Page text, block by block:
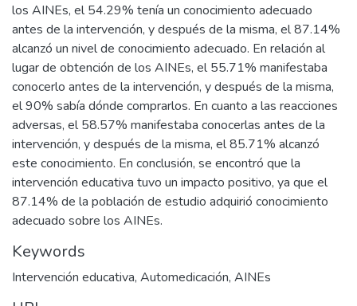
los AINEs, el 54.29% tenía un conocimiento adecuado
antes de la intervención, y después de la misma, el 87.14%
alcanzó un nivel de conocimiento adecuado. En relación al
lugar de obtención de los AINEs, el 55.71% manifestaba
conocerlo antes de la intervención, y después de la misma,
el 90% sabía dónde comprarlos. En cuanto a las reacciones
adversas, el 58.57% manifestaba conocerlas antes de la
intervención, y después de la misma, el 85.71% alcanzó
este conocimiento. En conclusión, se encontró que la
intervención educativa tuvo un impacto positivo, ya que el
87.14% de la población de estudio adquirió conocimiento
adecuado sobre los AINEs.
Keywords
Intervención educativa, Automedicación, AINEs